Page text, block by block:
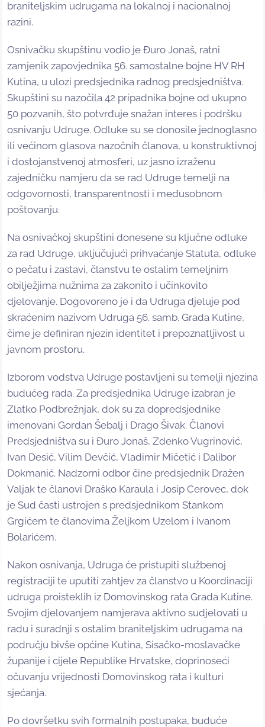
braniteljskim udrugama na lokalnoj i nacionalnoj
razini.
Osnivačku skupštinu vodio je Đuro Jonaš, ratni
zamjenik zapovjednika 56. samostalne bojne HV RH
Kutina, u ulozi predsjednika radnog predsjedništva.
Skupštini su nazočila 42 pripadnika bojne od ukupno
50 pozvanih, što potvrđuje snažan interes i podršku
osnivanju Udruge. Odluke su se donosile jednoglasno
ili većinom glasova nazočnih članova, u konstruktivnoj
i dostojanstvenoj atmosferi, uz jasno izraženu
zajedničku namjeru da se rad Udruge temelji na
odgovornosti, transparentnosti i međusobnom
poštovanju.
Na osnivačkoj skupštini donesene su ključne odluke
za rad Udruge, uključujući prihvaćanje Statuta, odluke
o pečatu i zastavi, članstvu te ostalim temeljnim
obilježjima nužnima za zakonito i učinkovito
djelovanje. Dogovoreno je i da Udruga djeluje pod
skraćenim nazivom Udruga 56. samb. Grada Kutine,
čime je definiran njezin identitet i prepoznatljivost u
javnom prostoru.
Izborom vodstva Udruge postavljeni su temelji njezina
budućeg rada. Za predsjednika Udruge izabran je
Zlatko Podbrežnjak, dok su za dopredsjednike
imenovani Gordan Šebalj i Drago Šivak. Članovi
Predsjedništva su i Đuro Jonaš, Zdenko Vugrinović,
Ivan Desić, Vilim Devčić, Vladimir Mičetić i Dalibor
Dokmanić. Nadzorni odbor čine predsjednik Dražen
Valjak te članovi Draško Karaula i Josip Cerovec, dok
je Sud časti ustrojen s predsjednikom Stankom
Grgićem te članovima Željkom Uzelom i Ivanom
Bolarićem.
Nakon osnivanja, Udruga će pristupiti službenoj
registraciji te uputiti zahtjev za članstvo u Koordinaciji
udruga proisteklih iz Domovinskog rata Grada Kutine.
Svojim djelovanjem namjerava aktivno sudjelovati u
radu i suradnji s ostalim braniteljskim udrugama na
području bivše općine Kutina, Sisačko-moslavačke
županije i cijele Republike Hrvatske, doprinoseći
očuvanju vrijednosti Domovinskog rata i kulturi
sjećanja.
Po dovršetku svih formalnih postupaka, buduće